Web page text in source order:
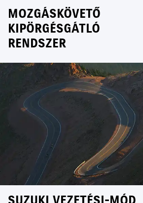
MOZGÁSKÖVETŐ
KIPÖRGÉSGÁTLÓ
RENDSZER